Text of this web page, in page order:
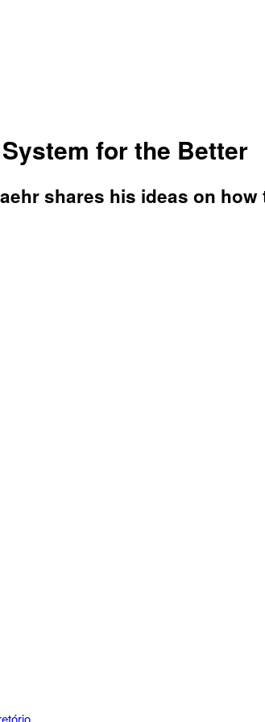
for the Better
shares his ideas on